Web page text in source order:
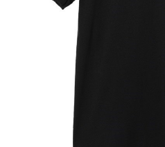
キーボード
管楽器
アンプ